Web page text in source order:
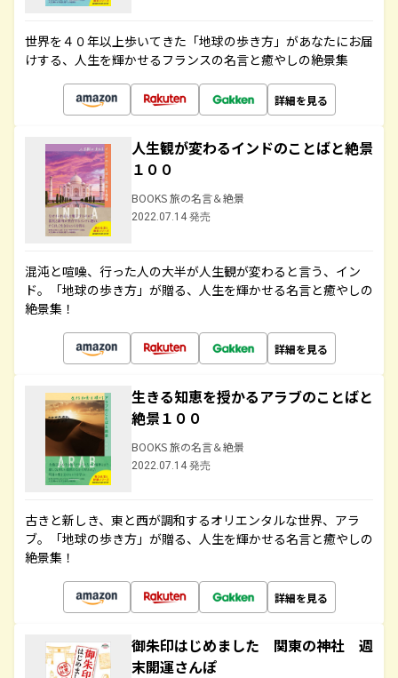
世界を４０年以上歩いてきた「地球の歩き方」があなたにお届
けする、人生を輝かせるフランスの名言と癒やしの絶景集
詳細を見る
人生観が変わるインドのことばと絶景
１００
BOOKS 旅の名言＆絶景
2022.07.14 発売
混沌と喧噪、行った人の大半が人生観が変わると言う、イン
ド。「地球の歩き方」が贈る、人生を輝かせる名言と癒やしの
絶景集！
詳細を見る
生きる知恵を授かるアラブのことばと
絶景１００
BOOKS 旅の名言＆絶景
2022.07.14 発売
古きと新しき、東と西が調和するオリエンタルな世界、アラ
ブ。「地球の歩き方」が贈る、人生を輝かせる名言と癒やしの
絶景集！
詳細を見る
御朱印はじめました 関東の神社 週
末開運さんぽ